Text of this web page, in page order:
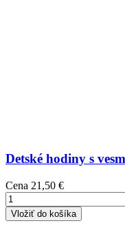
Detské hodiny s
Cena 21,50 €
Vložiť do košíka